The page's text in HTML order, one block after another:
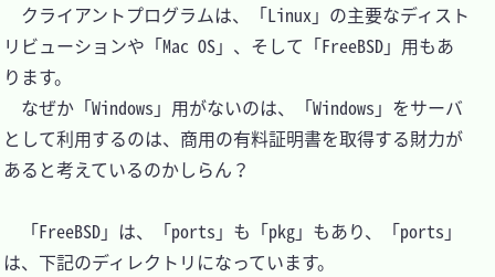
クライアントプログラムは、「Linux」の主要なディスト
リビューションや「Mac OS」、そして「FreeBSD」用もあ
ります。
なぜか「Windows」用がないのは、「Windows」をサーバ
として利用するのは、商用の有料証明書を取得する財力が
あると考えているのかしらん？
「FreeBSD」は、「ports」も「pkg」もあり、「ports」
は、下記のディレクトリになっています。